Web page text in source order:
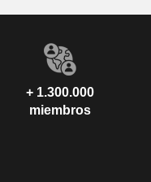
+ 1.300.000
miembros